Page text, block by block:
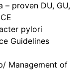
– proven DU, GU,
pylori
Guidelines
Management of